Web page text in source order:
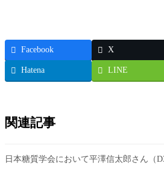
Facebook X
Hatena LINE
関連記事
日本糖質学会において平澤信太郎さん（